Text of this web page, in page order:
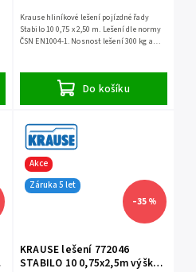
Do košíku
Krause hliníkové lešení pojízdné řady
Stabilo 10 0,75 x 2,50 m. Lešení dle normy
ČSN EN1004-1. Nosnost lešení 300 kg a
Akce
Záruka 5 let
–35 %
KRAUSE lešení 772046
STABILO 10 0,75x2,5m výška